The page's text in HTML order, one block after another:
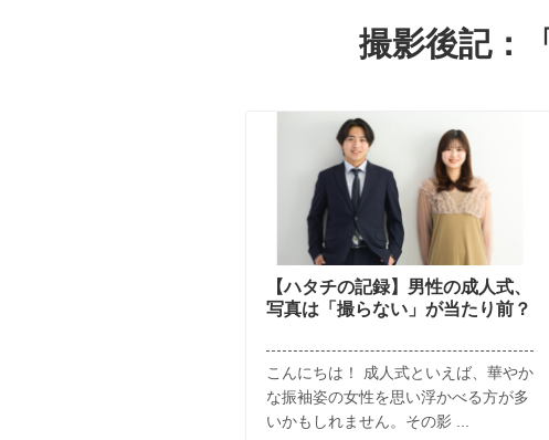
撮影後記：「
【ハタチの記録】男性の成人式、
写真は「撮らない」が当たり前？
こんにちは！ 成人式といえば、華やか
な振袖姿の女性を思い浮かべる方が多
いかもしれません。その影 ...